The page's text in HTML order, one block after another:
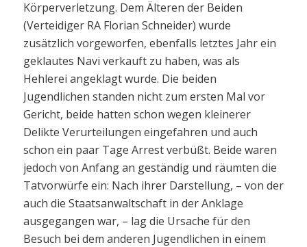
Körperverletzung. Dem Älteren der Beiden
(Verteidiger RA Florian Schneider) wurde
zusätzlich vorgeworfen, ebenfalls letztes Jahr ein
geklautes Navi verkauft zu haben, was als
Hehlerei angeklagt wurde. Die beiden
Jugendlichen standen nicht zum ersten Mal vor
Gericht, beide hatten schon wegen kleinerer
Delikte Verurteilungen eingefahren und auch
schon ein paar Tage Arrest verbüßt. Beide waren
jedoch von Anfang an geständig und räumten die
Tatvorwürfe ein: Nach ihrer Darstellung, – von der
auch die Staatsanwaltschaft in der Anklage
ausgegangen war, – lag die Ursache für den
Besuch bei dem anderen Jugendlichen in einem